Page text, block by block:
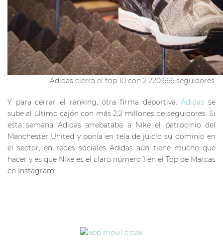
Adidas cierra el top 10 con 2.220.666 seguidores
Y para cerrar el ranking, otra firma deportiva.Adidas se
sube al último cajón con más 2,2 millones de seguidores. Si
esta semana Adidas arrebataba a Nike el patrocinio del
Manchester United y ponía en tela de juicio su dominio en
el sector, en redes sociales Adidas aún tiene mucho que
hacer y es que Nike es el claro número 1 en el Top de Marcas
en Instagram.